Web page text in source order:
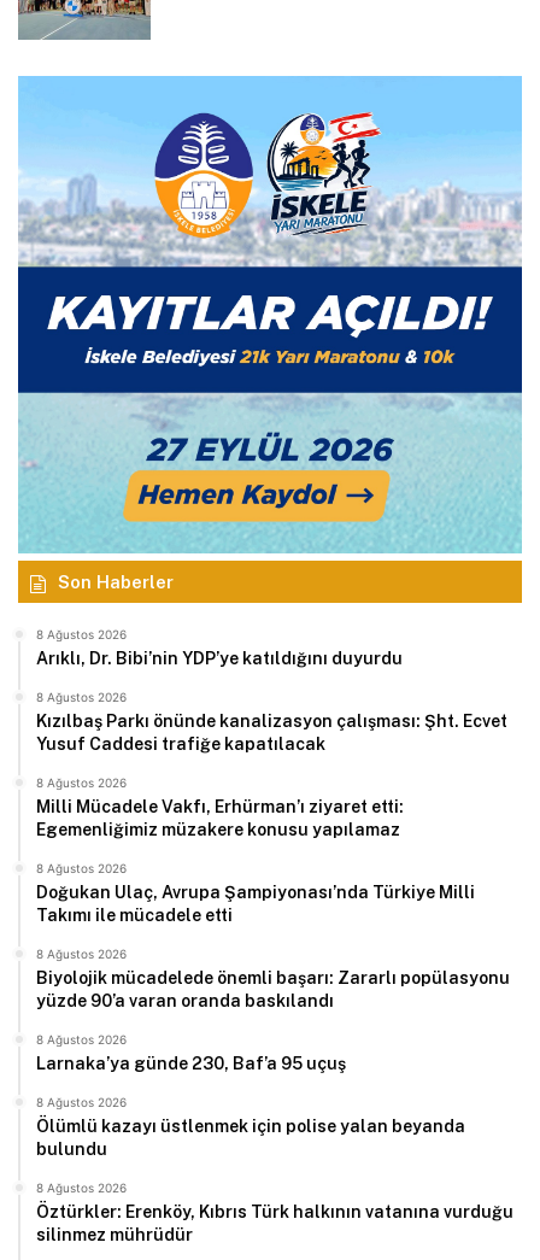
Son Haberler
8 Ağustos 2026
Arıklı, Dr. Bibi’nin YDP’ye katıldığını duyurdu
8 Ağustos 2026
Kızılbaş Parkı önünde kanalizasyon çalışması: Şht. Ecvet
Yusuf Caddesi trafiğe kapatılacak
8 Ağustos 2026
Milli Mücadele Vakfı, Erhürman’ı ziyaret etti:
Egemenliğimiz müzakere konusu yapılamaz
8 Ağustos 2026
Doğukan Ulaç, Avrupa Şampiyonası’nda Türkiye Milli
Takımı ile mücadele etti
8 Ağustos 2026
Biyolojik mücadelede önemli başarı: Zararlı popülasyonu
yüzde 90’a varan oranda baskılandı
8 Ağustos 2026
Larnaka’ya günde 230, Baf’a 95 uçuş
8 Ağustos 2026
Ölümlü kazayı üstlenmek için polise yalan beyanda
bulundu
8 Ağustos 2026
Öztürkler: Erenköy, Kıbrıs Türk halkının vatanına vurduğu
silinmez mührüdür